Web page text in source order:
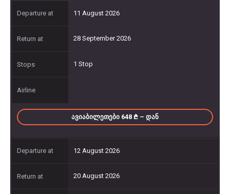
11 August 2026
28 September 2026
1 Stop
ᲐᲕᲘᲐᲑᲘᲚᲔᲗᲔᲑᲘ 648 – ᲓᲐᲜ
12 August 2026
20 August 2026